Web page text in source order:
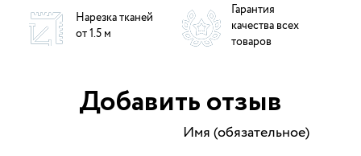
Нарезка тканей
от 1.5 м
Гарантия
качества всех
товаров
Добавить отзыв
Имя (обязательное)